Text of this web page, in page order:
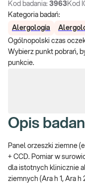
Kod badania: 3963Kod
Kategoria badań:
Alergologia
Ogólnopolski czas
Wybierz punkt pobrań,
punkcie.
Opis
Panel orzeszki ziemne
+ CCD. Pomiar w
dla istotnych klinicznie
ziemnych (Ara h 1, Ara h